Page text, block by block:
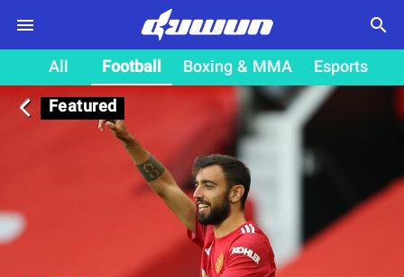
search
All Football Boxing & MMA
Esports
Featured
arrow_back_ios